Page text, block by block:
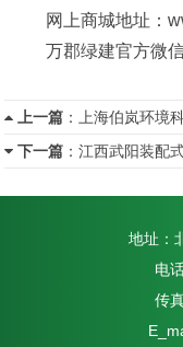
网上商城地址：
万郡绿建官方微信
上一篇 ：
上海伯岚环境
下一篇 ：江西武阳装配
地址：
电
传